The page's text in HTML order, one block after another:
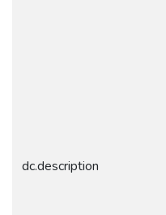
dc.description